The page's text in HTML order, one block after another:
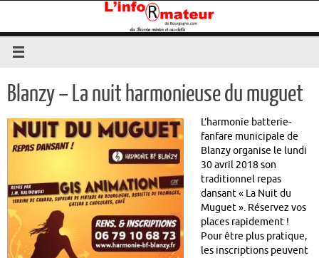
contenu
Blanzy – La nuit harmonieuse du muguet
L’harmonie batterie-
fanfare municipale de
Blanzy organise le lundi
30 avril 2018 son
traditionnel repas
dansant « La Nuit du
Muguet ». Réservez vos
places rapidement !
Pour être plus pratique,
les inscriptions peuvent